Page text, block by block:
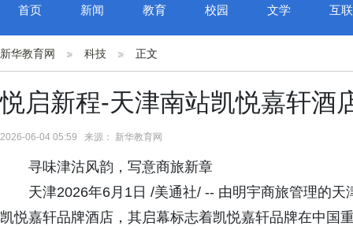
首页 新闻 教育 校园 文学 互
新华教育网 科技 正文
悦启新程-天津南站凯悦嘉轩酒
2026-06-04 05:59 来源： 新华教育网
寻味津沽风韵，写意商旅新章
天津2026年6月1日 /美通社/ -- 由明宇商旅管理的
凯悦嘉轩品牌酒店，其启幕标志着凯悦嘉轩品牌在中国